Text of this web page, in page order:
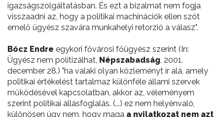
igazságszolgáltatásban. És ezt a bizalmat nem fogja
visszaadni az, hogy a politikai machinációk ellen szót
emelő ügyész szavára munkahelyi retorzió a válasz".
Bócz Endre egykori fővárosi főügyész szerint (In:
Ügyész nem politizálhat, Népszabadság, 2001.
december 28.) "ha valaki olyan közleményt ír alá, amely
politikai értékelést tartalmaz különféle állami szervek
működésével kapcsolatban, akkor az, véleményem
szerint politikai állásfoglalás. (...) ez nem helyénvaló,
különösen úgy nem, hogy maga a nyilatkozat nem azt